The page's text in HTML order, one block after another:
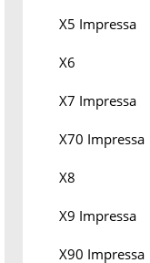
X5 Impressa
X6
X7 Impressa
X70 Impressa
X8
X9 Impressa
X90 Impressa